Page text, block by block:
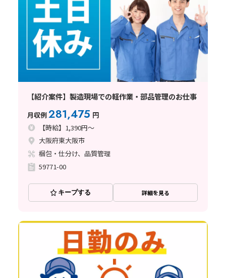
【紹介案件】製造現場での軽作業・部品管理のお仕事
月収例281,475 円
【時給】1,390円～
大阪府東大阪市
梱包・仕分け、品質管理
59771-00
キープする 詳細を見る